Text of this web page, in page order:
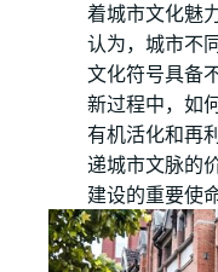
着城市文化魅
认为，城市不
文化符号具备
新过程中，如
有机活化和再
递城市文脉的
建设的重要使命